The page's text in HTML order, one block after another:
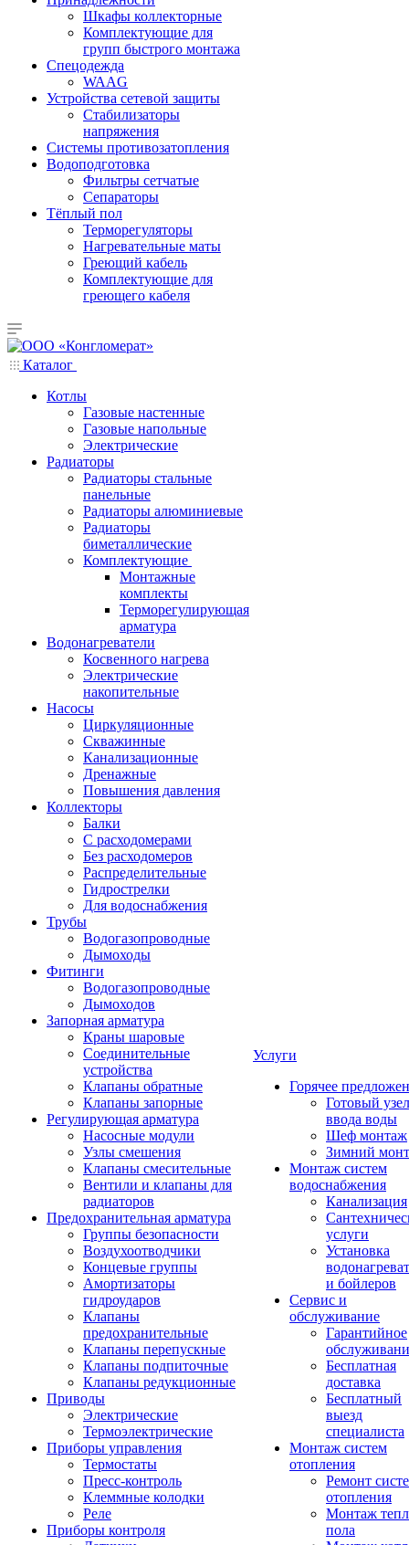
Шкафы коллекторные
Комплектующие для
групп быстрого монтажа
Спецодежда
WAAG
Устройства сетевой защиты
Стабилизаторы
напряжения
Системы противозатопления
Водоподготовка
Фильтры сетчатые
Сепараторы
Тёплый пол
Терморегуляторы
Нагревательные маты
Греющий кабель
Комплектующие для
греющего кабеля
Каталог
Котлы
Газовые настенные
Газовые напольные
Электрические
Радиаторы
Радиаторы стальные
панельные
Радиаторы алюминиевые
Радиаторы
биметаллические
Комплектующие
Монтажные
комплекты
Терморегулирующая
арматура
Водонагреватели
Косвенного нагрева
Электрические
накопительные
Насосы
Циркуляционные
Скважинные
Канализационные
Дренажные
Повышения давления
Коллекторы
Балки
С расходомерами
Без расходомеров
Распределительные
Гидрострелки
Для водоснабжения
Трубы
Водогазопроводные
Дымоходы
Фитинги
Водогазопроводные
Дымоходов
Запорная арматура
Краны шаровые
Соединительные
устройства
Клапаны обратные
Клапаны запорные
Регулирующая арматура
Насосные модули
Узлы смешения
Клапаны смесительные
Вентили и клапаны для
радиаторов
Предохранительная арматура
Группы безопасности
Воздухоотводчики
Концевые группы
Амортизаторы
гидроударов
Клапаны
предохранительные
Клапаны перепускные
Клапаны подпиточные
Клапаны редукционные
Приводы
Электрические
Термоэлектрические
Приборы управления
Термостаты
Пресс-контроль
Клеммные колодки
Реле
Приборы контроля
Услуги
Горячее
Готовый узел
ввода воды
Шеф монтаж
Зимний
Монтаж систем
водоснабжения
Канализация
услуги
Установка
и бойлеров
Сервис и
обслуживание
Гарантийное
Бесплатная
доставка
Бесплатный
выезд
специалиста
Монтаж систем
отопления
Ремонт
отопления
Монтаж
пола